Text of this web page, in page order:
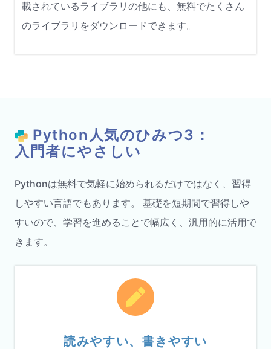
載されているライブラリの他にも、無料でたくさん
のライブラリをダウンロードできます。
Python人気のひみつ3：
入門者にやさしい
Pythonは無料で気軽に始められるだけではなく、習得
しやすい言語でもあります。 基礎を短期間で習得しや
すいので、学習を進めることで幅広く、汎用的に活用で
きます。
読みやすい、書きやすい